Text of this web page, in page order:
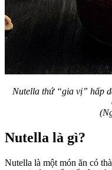
Nutella thứ “gia vị” hấp
Nutella là gì?
Nutella là một món ăn có